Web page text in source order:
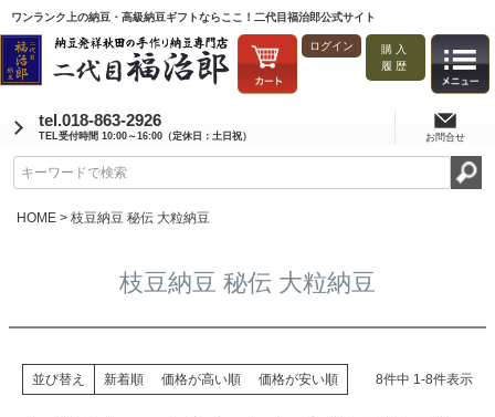
ワンランク上の納豆・高級納豆ギフトならここ！二代目福治郎公式サイト
ログイン
購入
履歴
tel.018-863-2926
TEL受付時間 10:00～16:00（定休日：土日祝） お問合せ
HOME 枝豆納豆 秘伝 大粒納豆
枝豆納豆 秘伝 大粒納豆
並び替え 新着順 価格が高い順 価格が安い順 8件中 1-8件表示